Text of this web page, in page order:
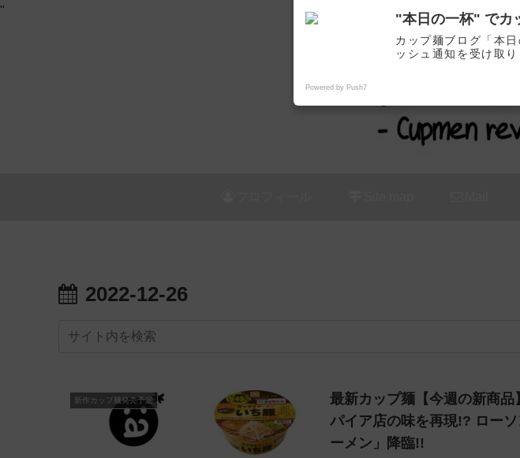
"
カップ麺の新商品をレ
2022-12-26
新作カップ麺発売予定
最新カップ麺【今週の新商
パイア店の味を再現!? ロー
ーメン」降臨!!
"本日の一杯" でカ
カップ麺ブログ「本
ッシュ通知を受け取
Powered by Push7